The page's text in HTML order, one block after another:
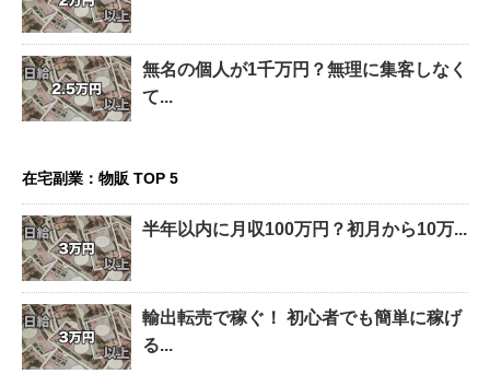
無名の個人が1千万円？無理に集客しなく
て...
在宅副業：物販 TOP 5
半年以内に月収100万円？初月から10万...
輸出転売で稼ぐ！ 初心者でも簡単に稼げ
る...